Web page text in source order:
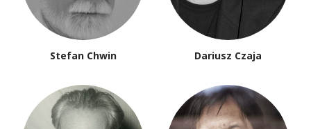
Stefan Chwin Dariusz Czaja